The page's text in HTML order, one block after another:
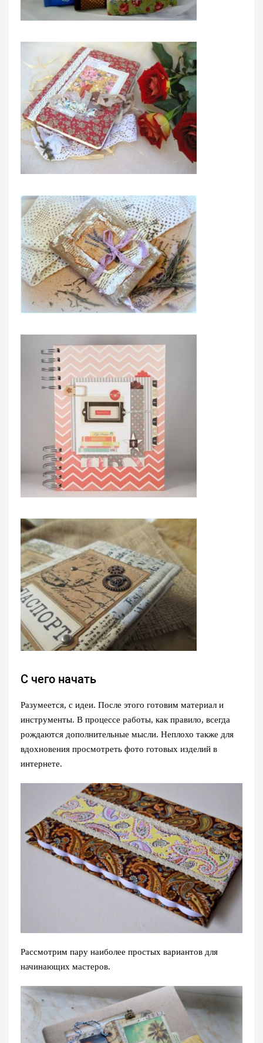
С чего начать
Разумеется, с идеи. После этого готовим материал и
инструменты. В процессе работы, как правило, всегда
рождаются дополнительные мысли. Неплохо также для
вдохновения просмотреть фото готовых изделий в
интернете.
Рассмотрим пару наиболее простых вариантов для
начинающих мастеров.